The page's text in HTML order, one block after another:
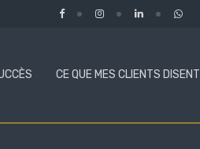
CE QUE MES CLIENTS DISENT